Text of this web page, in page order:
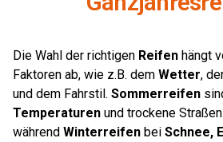
Die Wahl der richtigen Reifen hängt
Faktoren ab, wie z.B. dem Wetter,
und dem Fahrstil. Sommerreifen
Temperaturen und trockene
während Winterreifen bei Schnee,